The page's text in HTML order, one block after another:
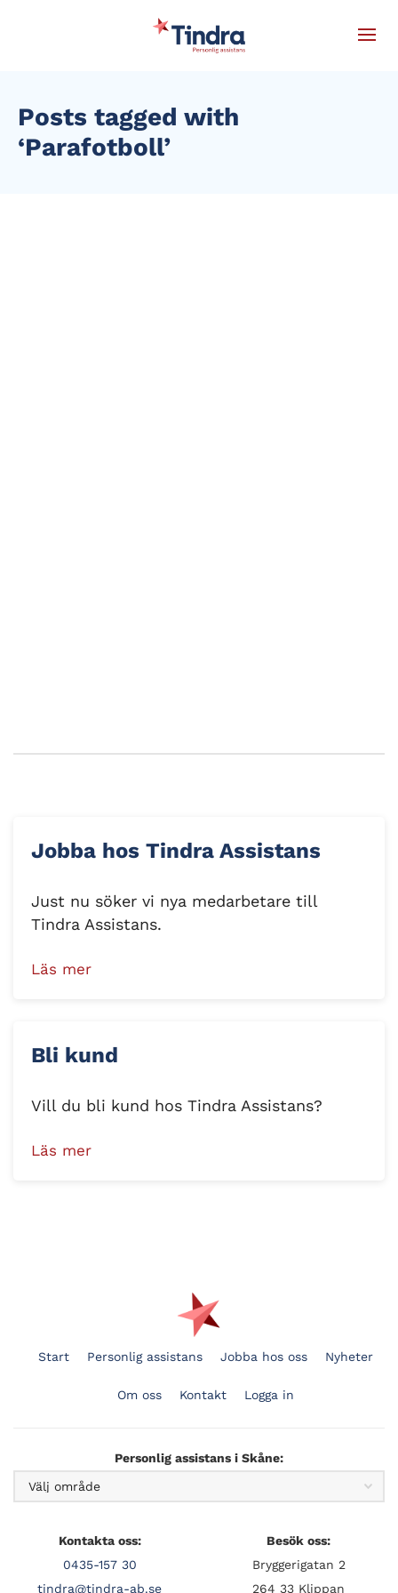
Posts tagged with
‘Parafotboll’
Jobba hos Tindra Assistans
Just nu söker vi nya medarbetare till
Tindra Assistans.
Läs mer
Bli kund
Vill du bli kund hos Tindra Assistans?
Läs mer
Start Personlig assistans Jobba hos oss Nyheter
Om oss Kontakt Logga in
Personlig assistans i Skåne:
Kontakta oss:
0435-157 30
tindra@tindra-ab.se
Besök oss:
Bryggerigatan 2
264 33 Klippan